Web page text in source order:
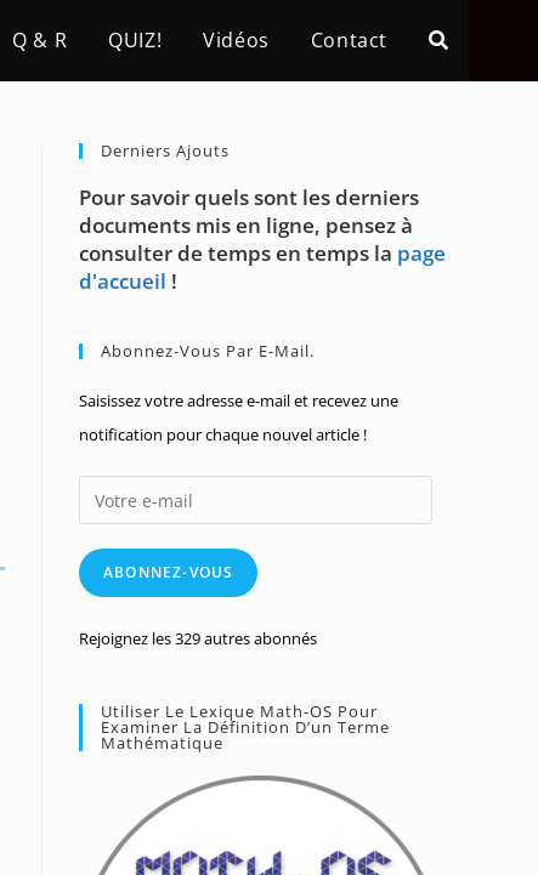
Q & R QUIZ! Vidéos Contact
Derniers Ajouts
Pour savoir quels sont les derniers
documents mis en ligne, pensez à
consulter de temps en temps la page
d'accueil !
Abonnez-Vous Par E-Mail.
Saisissez votre adresse e-mail et recevez une
notification pour chaque nouvel article !
Votre
e-
mailABONNEZ-VOUS
Rejoignez les 329 autres abonnés
Utiliser Le Lexique Math-OS Pour
Examiner La Définition D’un Terme
Mathématique